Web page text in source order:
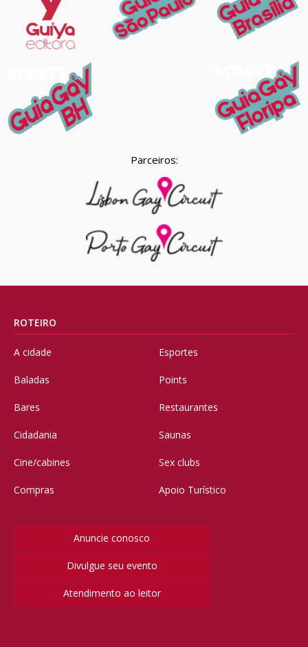
Parceiros:
ROTEIRO
A cidade
Baladas
Bares
Cidadania
Cine/cabines
Compras
Esportes
Points
Restaurantes
Saunas
Sex clubs
Apoio Turístico
Anuncie conosco
Divulgue seu evento
Atendimento ao leitor